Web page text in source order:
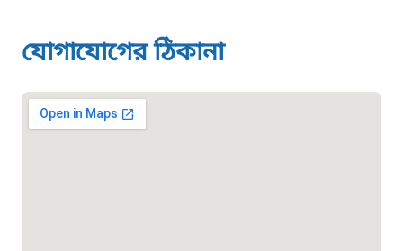
শিশু সহায়তা লাইন
যোগাযোগের ঠিকানা